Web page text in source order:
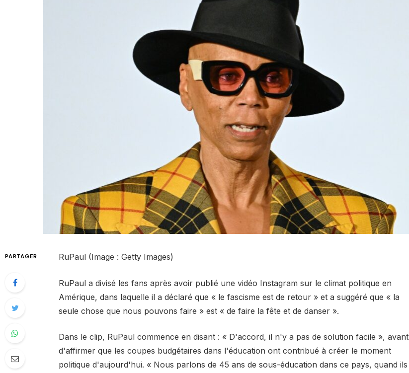
PARTAGER RuPaul (Image : Getty Images)
RuPaul a divisé les fans après avoir publié une vidéo Instagram sur le climat politique en
Amérique, dans laquelle il a déclaré que « le fascisme est de retour » et a suggéré que « la
seule chose que nous pouvons faire » est « de faire la fête et de danser ».
Dans le clip, RuPaul commence en disant : « D'accord, il n'y a pas de solution facile », avant
d'affirmer que les coupes budgétaires dans l'éducation ont contribué à créer le moment
politique d'aujourd'hui. « Nous parlons de 45 ans de sous-éducation dans ce pays, quand ils